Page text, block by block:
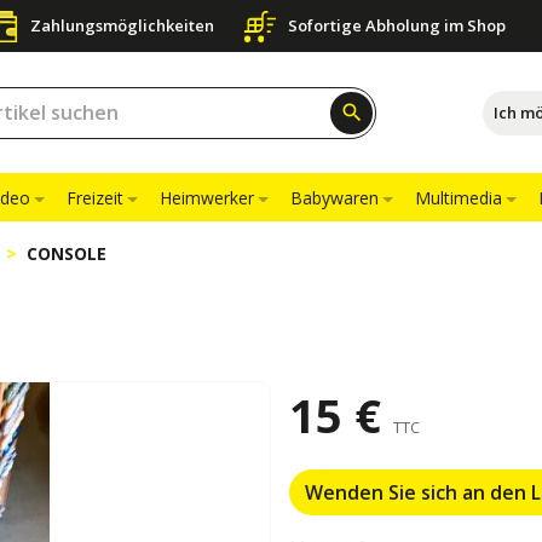
Zahlungsmöglichkeiten Sofortige Abholung im Shop
search Ich
Freizeit Heimwerker Babywaren Multimedia
CONSOLE
15 € TTC
Wenden Sie sich an den